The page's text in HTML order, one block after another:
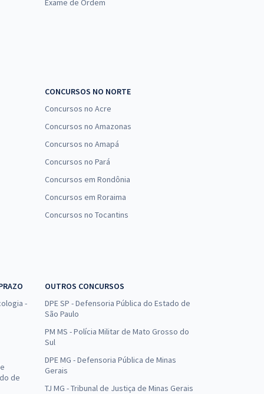
R$ 407,84 à vista
R$ 239,92 à vista
R$ 19,99
R$ 59,98 (-20%)
R$ 303,84 à vista
R$ 25,32
R$ 75,96 (-20%)
Exame de Ordem
CONCURSOS NO NORTE
Concursos no Acre
Concursos no Amazonas
Concursos no Amapá
Concursos no Pará
Concursos em Rondônia
Concursos em Roraima
Concursos no Tocantins
-
de
OUTROS CONCURSOS
DPE SP - Defensoria Pública do Estado de
São Paulo
PM MS - Polícia Militar de Mato Grosso do
Sul
DPE MG - Defensoria Pública de Minas
Gerais
TJ MG - Tribunal de Justiça de Minas Gerais